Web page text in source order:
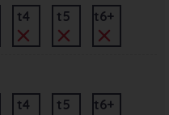
t4 t5 t6+
t4 t5 t6+